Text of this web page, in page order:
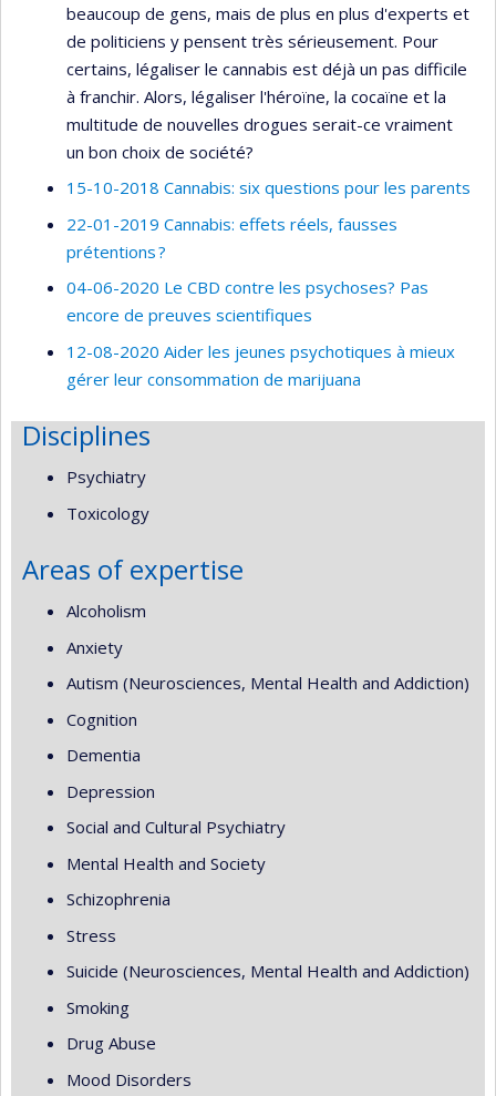
beaucoup de gens, mais de plus en plus d'experts et
de politiciens y pensent très sérieusement. Pour
certains, légaliser le cannabis est déjà un pas difficile
à franchir. Alors, légaliser l'héroïne, la cocaïne et la
multitude de nouvelles drogues serait-ce vraiment
un bon choix de société?
15-10-2018 Cannabis: six questions pour les parents
22-01-2019 Cannabis: effets réels, fausses
prétentions ?
04-06-2020 Le CBD contre les psychoses? Pas
encore de preuves scientifiques
12-08-2020 Aider les jeunes psychotiques à mieux
gérer leur consommation de marijuana
Disciplines
Psychiatry
Toxicology
Areas of expertise
Alcoholism
Anxiety
Autism (Neurosciences, Mental Health and Addiction)
Cognition
Dementia
Depression
Social and Cultural Psychiatry
Mental Health and Society
Schizophrenia
Stress
Suicide (Neurosciences, Mental Health and Addiction)
Smoking
Drug Abuse
Mood Disorders